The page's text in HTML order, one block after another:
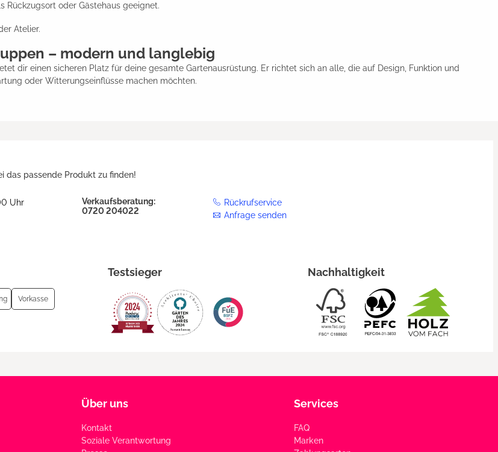
Rückzugsort oder Gästehaus geeignet.
Atelier.
– modern und langlebig
dir einen sicheren Platz für deine gesamte Gartenausrüstung. Er richtet sich an alle, die auf Design, Funktion und
oder Witterungseinflüsse machen möchten.
das passende Produkt zu finden!
Uhr
Verkaufsberatung:
0720 204022
Rückrufservice
Anfrage senden
Vorkasse
Testsieger Nachhaltigkeit
Über uns
Kontakt
Soziale Verantwortung
Services
FAQ
Marken